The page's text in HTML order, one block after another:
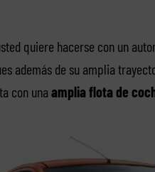
quiere hacerse con un
además de su amplia
con una amplia flota de